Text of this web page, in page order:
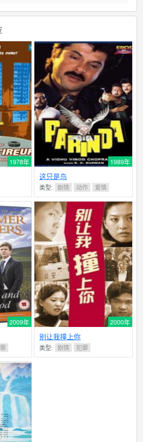
1978年 1989年
这只是鸟
类型: 剧情 动作 爱情
2009年 2000年
别让我撞上你
类型: 剧情 犯罪